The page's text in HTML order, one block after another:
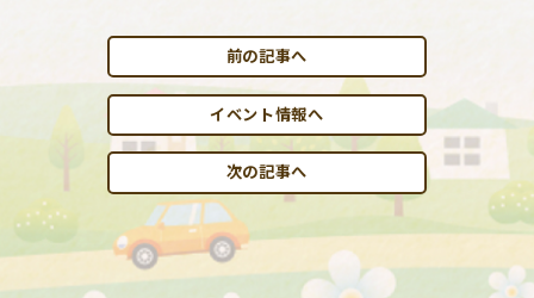
前の記事へ
イベント情報へ
次の記事へ